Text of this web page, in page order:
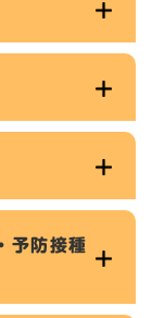
予防接種